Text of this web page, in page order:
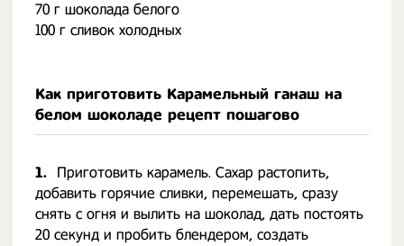
70 г шоколада белого
100 г сливок холодных
Как приготовить Карамельный ганаш на
белом шоколаде рецепт пошагово
1.
Приготовить карамель. Сахар растопить,
добавить горячие сливки, перемешать, сразу
снять с огня и вылить на шоколад, дать постоять
20 секунд и пробить блендером, создать